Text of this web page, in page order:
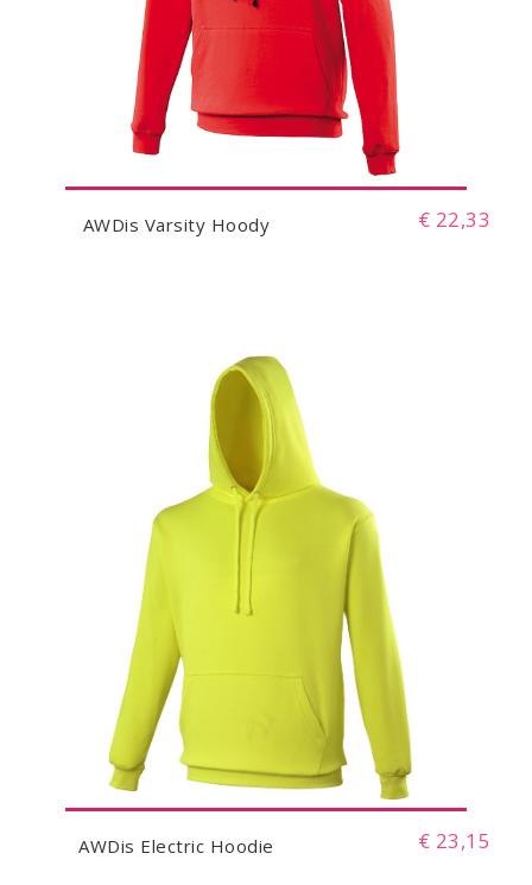
AWDis Varsity Hoody € 22,33
AWDis Electric Hoodie € 23,15